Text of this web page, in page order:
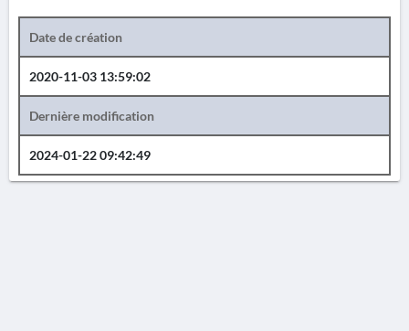
Date de création
2020-11-03 13:59:02
Dernière modification
2024-01-22 09:42:49